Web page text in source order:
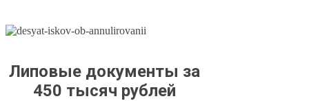
Липовые документы за
450 тысяч рублей